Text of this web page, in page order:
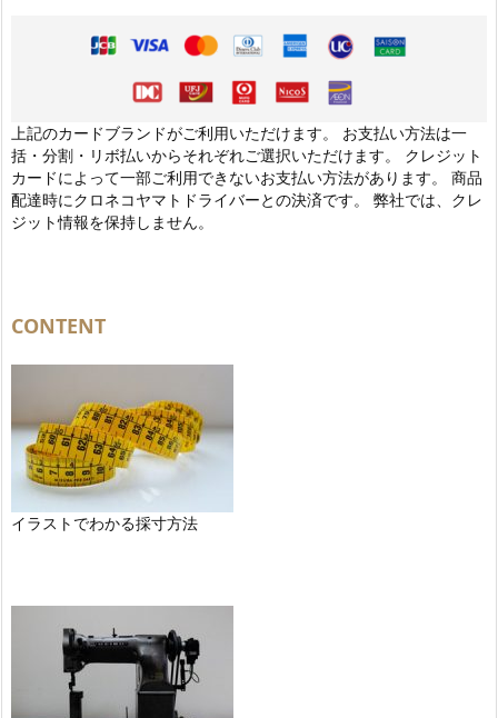
上記のカードブランドがご利用いただけます。 お支払い方法は一
括・分割・リボ払いからそれぞれご選択いただけます。 クレジット
カードによって一部ご利用できないお支払い方法があります。 商品
配達時にクロネコヤマトドライバーとの決済です。 弊社では、クレ
ジット情報を保持しません。
CONTENT
イラストでわかる採寸方法